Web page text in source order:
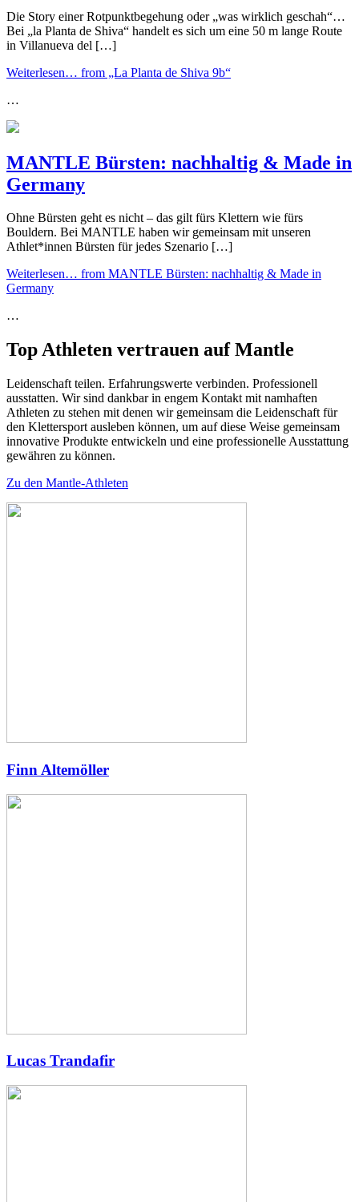
Die Story einer Rotpunktbegehung oder „was wirklich geschah“…
Bei „la Planta de Shiva“ handelt es sich um eine 50 m lange Route
in Villanueva del […]
Weiterlesen… from „La Planta de Shiva 9b“
…
MANTLE Bürsten: nachhaltig & Made in
Germany
Ohne Bürsten geht es nicht – das gilt fürs Klettern wie fürs
Bouldern. Bei MANTLE haben wir gemeinsam mit unseren
Athlet*innen Bürsten für jedes Szenario […]
Weiterlesen… from MANTLE Bürsten: nachhaltig & Made in
Germany
…
Top Athleten vertrauen auf Mantle
Leidenschaft teilen. Erfahrungswerte verbinden. Professionell
ausstatten. Wir sind dankbar in engem Kontakt mit namhaften
Athleten zu stehen mit denen wir gemeinsam die Leidenschaft für
den Klettersport ausleben können, um auf diese Weise gemeinsam
innovative Produkte entwickeln und eine professionelle Ausstattung
gewähren zu können.
Zu den Mantle-Athleten
Finn Altemöller
Lucas Trandafir